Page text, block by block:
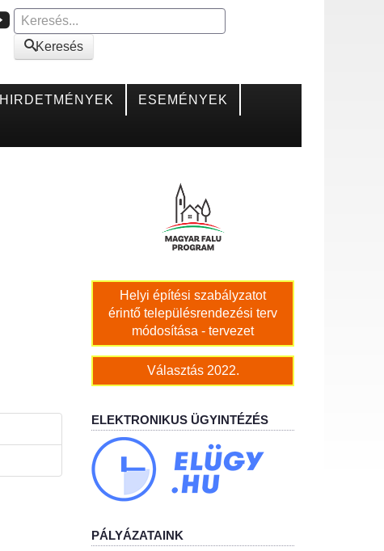
Keresés
HIRDETMÉNYEK ESEMÉNYEK
Helyi építési szabályzatot
érintő településrendezési terv
módosítása - tervezet
Választás 2022.
ELEKTRONIKUS ÜGYINTÉZÉS
PÁLYÁZATAINK